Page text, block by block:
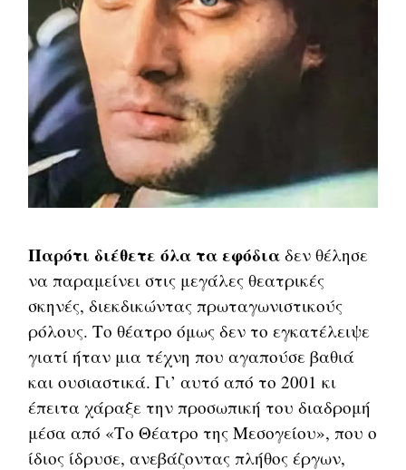
Παρότι διέθετε όλα τα εφόδια δεν θέλησε
να παραμείνει στις μεγάλες θεατρικές
σκηνές, διεκδικώντας πρωταγωνιστικούς
ρόλους. Το θέατρο όμως δεν το εγκατέλειψε
γιατί ήταν μια τέχνη που αγαπούσε βαθιά
και ουσιαστικά. Γι’ αυτό από το 2001 κι
έπειτα χάραξε την προσωπική του διαδρομή
μέσα από «Το Θέατρο της Μεσογείου», που ο
ίδιος ίδρυσε, ανεβάζοντας πλήθος έργων,